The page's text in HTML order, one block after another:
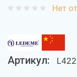
Нет
Артикул: